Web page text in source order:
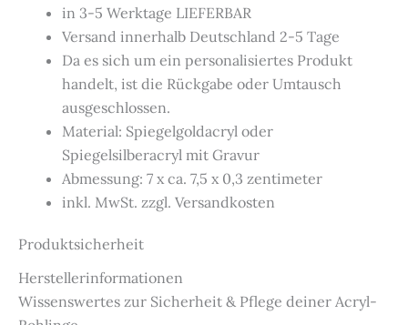
in 3-5 Werktage LIEFERBAR
Versand innerhalb Deutschland 2-5 Tage
Da es sich um ein personalisiertes Produkt
handelt, ist die Rückgabe oder Umtausch
ausgeschlossen.
Material: Spiegelgoldacryl oder
Spiegelsilberacryl mit Gravur
Abmessung: 7 x ca. 7,5 x 0,3 zentimeter
inkl. MwSt. zzgl. Versandkosten
Produktsicherheit
Herstellerinformationen
Wissenswertes zur Sicherheit & Pflege deiner Acryl-